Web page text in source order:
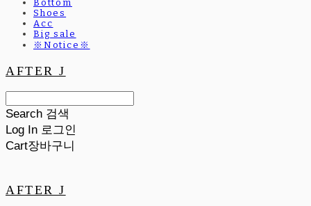
Bottom
Shoes
Acc
Big sale
※Notice※
AFTER J
Search 검색
Log In 로그인
Cart장바구니
AFTER J